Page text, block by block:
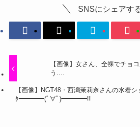
SNSにシェアす
【画像】女さん、全裸でチョ
う....
【画像】NGT48・西潟茉莉奈さんの水着シ
ﾀ━━━━(ﾟ∀ﾟ)━━━━!!